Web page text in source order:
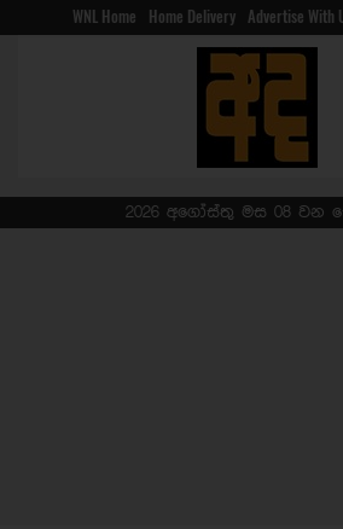
WNL Home Home Delivery Advertise With
2026 අගෝස්තු මස 08 වන